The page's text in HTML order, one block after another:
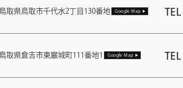
鳥取県鳥取市千代水2丁目130番地 Google Map TEL
鳥取県倉吉市東巌城町111番地1 Google Map TEL